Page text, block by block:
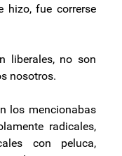
hizo, fue correrse
liberales, no son
nosotros.
los mencionabas
radicales,
con peluca,